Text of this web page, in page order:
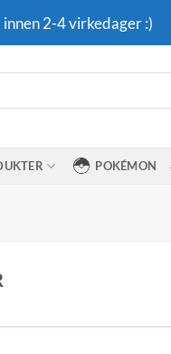
2-4 virkedager :)
POKÉMON